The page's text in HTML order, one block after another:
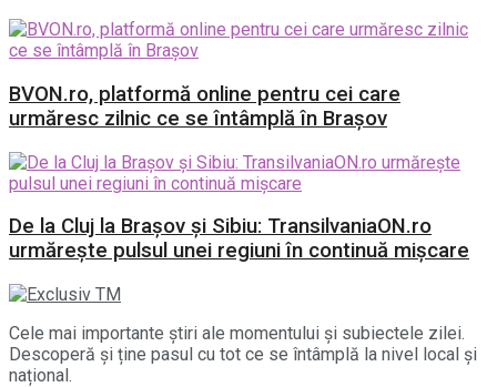
BVON.ro, platformă online pentru cei care
urmăresc zilnic ce se întâmplă în Brașov
De la Cluj la Brașov și Sibiu: TransilvaniaON.ro
urmărește pulsul unei regiuni în continuă mișcare
Cele mai importante știri ale momentului și subiectele zilei.
Descoperă și ține pasul cu tot ce se întâmplă la nivel local și
național.